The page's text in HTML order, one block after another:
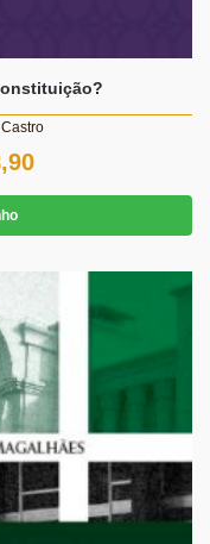
O
preço
atual
é:
R$88,90.